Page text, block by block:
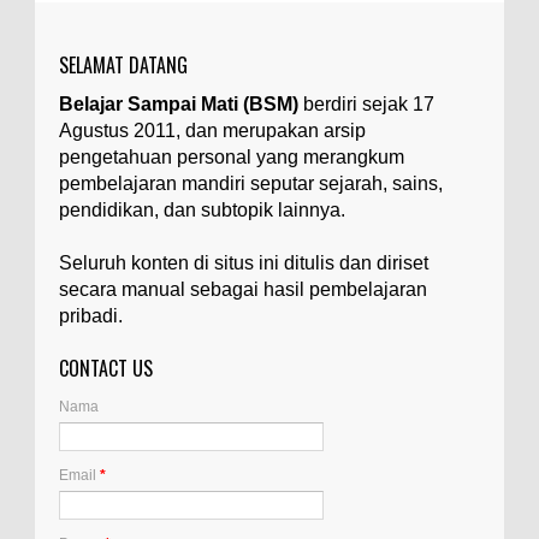
Apa yang Disebut Badan Golgi?
Ilustrasi/utakatikotak.com Badan Golgi (disebut
pula aparatus Golgi, kompleks Golgi, atau
diktiosom) adalah organel yang dikaitkan
denga...
Apakah UFO Benar-benar Ada?
Ilustrasi/istimewa Sebagian orang percaya UFO
UFO benar-benar tidak ada. Manakah yang
benar...
juga dikenal sebagai "jagung permata kaca",
adalah varietas unik dari tanaman jagung...
Apa Itu Artemia, dan Dimana Mereka
SELAMAT DATANG
Belajar Sampai Mati (BSM) berdiri sejak 17
Agustus 2011, dan merupakan arsip
pengetahuan personal yang merangkum
pembelajaran mandiri seputar sejarah, sains,
pendidikan, dan subtopik lainnya.
Seluruh konten di situs ini ditulis dan diriset
secara manual sebagai hasil pembelajaran
pribadi.
CONTACT US
Nama
Email *